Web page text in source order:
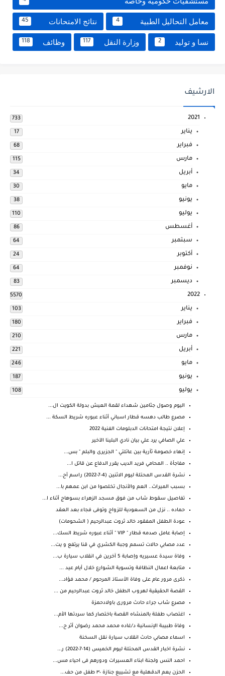
معامل التحاليل الطبية 4 نتائج الامتحانات 45
نسا و توليد 2 وزارة النقل 117 وظائف 118
الارشيف
2021
733
يناير 17
فبراير 68
مارس 115
أبريل 34
مايو 30
يونيو 38
يوليو 110
أغسطس 86
سبتمبر 64
أكتوبر 24
نوفمبر 64
ديسمبر 83
2022
5570
يناير 103
فبراير 180
مارس 210
أبريل 221
مايو 246
يونيو 187
يوليو 108
اليوم وصول جثامين شهداء لقمة العيش بدولة الكويت ال...
مصرع طالب دهسه قطار اسباني أثناء عبوره شريط السكة ...
إعلان نتيجة امتحانات الدبلومات الفنية 2022
علي الصافي يرد علي بيان نادي البلينا الآخير
إنهاء خصومة ثآرية بين عائلتي " الجزيرى والبلم " بس...
مفاجأة .. المحامي فريد الديب يقرر الدفاع عن قاتل ا...
نشرة القدس المحتلة ليوم الاثنين (4-7-2022) راسم أح...
بسبب الميراث.. العم والأنجال تخلصوا من ابن عمهم با...
تفاصيل سقوط شاب من فوق مسجد الزهراء بسوهاج أثناء ا...
حماده .. نزل من السعودية للزواج وتوفى فجاء بعد العقد
عودة الطفل المفقود خالد ثروت عبدالرحيم ( الشحومات)
إصابة عامل صدمه قطار " VIP " أثناء عبوره شريط السك...
عدد مصابي حالات تسمم وجبة الكشري في قنا يرتفع و يت...
وفاة سيدة عسيريه وإصابة 5 آخرين في انقلاب سيارة ب...
متابعة اعمال النظافة وتسوية الشوارع خلال أيام عيد ...
ذكرى مرور عام على وفاة الأستاذ المرحوم / محمد فؤاد...
القصة الحقيقية لهروب الطفل خالد ثروت عبدالرحيم من ...
مصرع شاب جراء حادث مرورى باولادحمزة
اغتصاب طفلة بالمنشاه القصة باختصار كما سردتها الأم...
وفاة طبيبة الإنسانية د/غاده محمد محمد رضوان أثر ح...
اسماء مصابي حادث انقلاب سيارة نقل السخنة
نشرة اخبار القدس المحتلة ليوم الخميس (14-7-2022) ر...
احمد النس ولجنة ابناء العسيرات ودورهم فى احياء مس...
الحزن يعم ⁧‫الدقهلية‬⁩ مع تشييع جنازة ٣٠ طفل من حف...